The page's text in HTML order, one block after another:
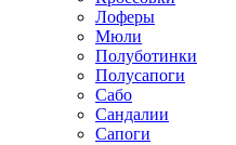
Лоферы
Мюли
Полуботинки
Полусапоги
Сабо
Сандалии
Сапоги